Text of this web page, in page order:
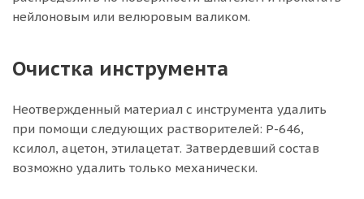
нейлоновым или велюровым валиком.
Очистка инструмента
Неотвержденный материал с инструмента удалить
при помощи следующих растворителей: Р-646,
ксилол, ацетон, этилацетат. Затвердевший состав
возможно удалить только механически.